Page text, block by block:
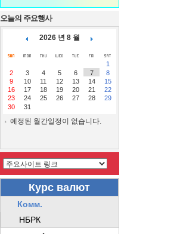
오늘의 주요행사
2026 년 8 월
1
2
3 4 5 6 7
8
9
10 11 12 13 14
15
16
17 18 19 20 21
22
23
24 25 26 27 28
29
30
31
예정된 월간일정이 없습니다.